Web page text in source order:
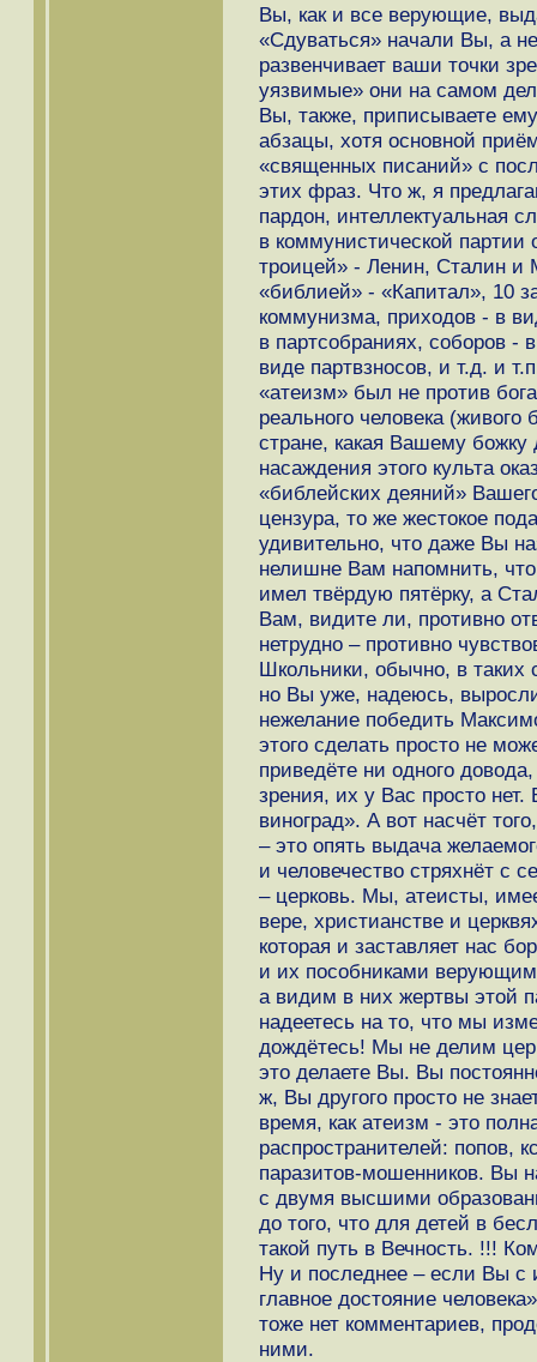
Вы, как и все верующие,
«Сдуваться» начали Вы, а
развенчивает ваши точки
уязвимые» они на самом
Вы, также, приписываете
абзацы, хотя основной
«священных писаний» с
этих фраз. Что ж, я
пардон, интеллектуальная
в коммунистической
троицей» - Ленин, Сталин и
«библией» - «Капитал», 10
коммунизма, приходов - в
в партсобраниях, соборов -
виде партвзносов, и т.д. и
«атеизм» был не против
реального человека
стране, какая Вашему
насаждения этого культа
«библейских деяний»
цензура, то же жестокое
удивительно, что даже Вы
нелишне Вам напомнить,
имел твёрдую пятёрку, а
Вам, видите ли, противно
нетрудно – противно
Школьники, обычно, в таких
но Вы уже, надеюсь,
нежелание победить
этого сделать просто не
приведёте ни одного
зрения, их у Вас просто
виноград». А вот насчёт
– это опять выдача
и человечество стряхнёт с
– церковь. Мы, атеисты,
вере, христианстве и
которая и заставляет нас
и их пособниками
а видим в них жертвы этой
надеетесь на то, что мы
дождётесь! Мы не делим
это делаете Вы. Вы
ж, Вы другого просто не
время, как атеизм - это
распространителей: попов,
паразитов-мошенников. Вы
с двумя высшими
до того, что для детей в
такой путь в Вечность. !!!
Ну и последнее – если Вы с
главное достояние
тоже нет комментариев,
ними.